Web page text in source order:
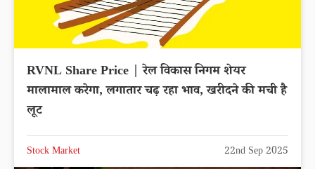
RVNL Share Price | रेल विकास निगम शेयर
मालामाल करेगा, लगातार चढ़ रहा भाव, खरीदने की मची है
लूट
Stock Market 22nd Sep 2025